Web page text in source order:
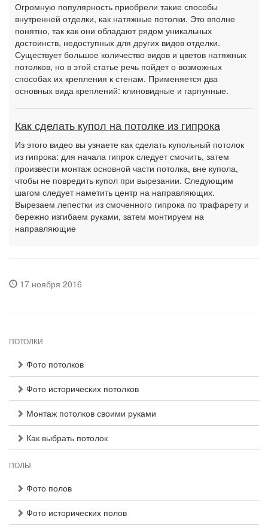
Огромную популярность приобрели такие способы
внутренней отделки, как натяжные потолки. Это вполне
понятно, так как они обладают рядом уникальных
достоинств, недоступных для других видов отделки.
Существует большое количество видов и цветов натяжных
потолков, но в этой статье речь пойдет о возможных
способах их крепления к стенам. Применяется два
основных вида креплений: клиновидные и гарпунные.
Как сделать купол на потолке из гипрока
Из этого видео вы узнаете как сделать купольный потолок
из гипрока: для начала гипрок следует смочить, затем
произвести монтаж основной части потолка, вне купола,
чтобы не повредить купол при вырезании. Следующим
шагом следует наметить центр на направляющих.
Вырезаем лепестки из смоченного гипрока по трафарету и
бережно изгибаем руками, затем монтируем на
направляющие
17 ноября 2016
ПОТОЛКИ
Фото потолков
Фото исторических потолков
Монтаж потолков своими руками
Как выбрать потолок
ПОЛЫ
Фото полов
Фото исторических полов